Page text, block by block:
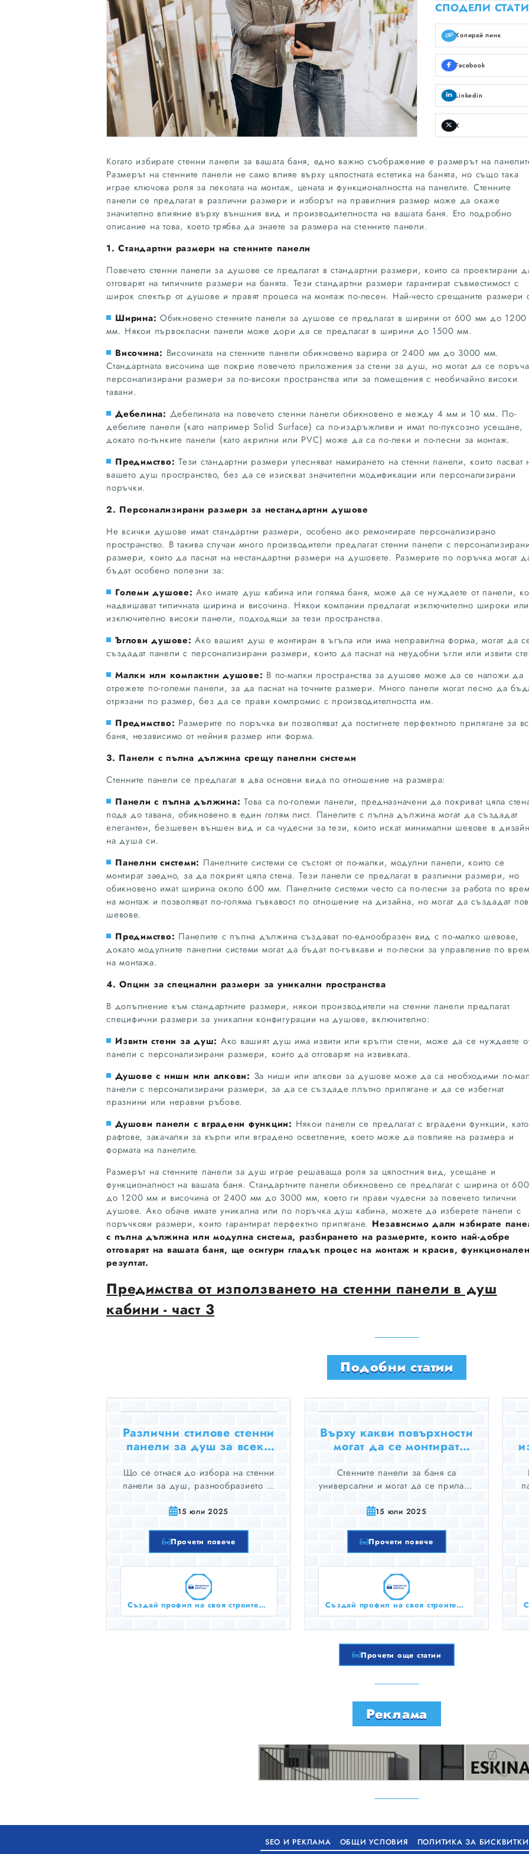
СПОДЕЛИ
Копирай линк
Facebook
Linkedin
X
Когато избирате стенни панели за вашата баня, едно важно съображение е размерът на
Размерът на стенните панели не само влияе върху цялостната естетика на банята, но също така
играе ключова роля за лекотата на монтаж, цената и функционалността на панелите. Стенните
панели се предлагат в различни размери и изборът на правилния размер може да окаже
значително влияние върху външния вид и производителността на вашата баня. Ето подробно
описание на това, което трябва да знаете за размера на стенните панели.
1. Стандартни размери на стенните панели
Повечето стенни панели за душове се предлагат в стандартни размери, които са проектирани
отговарят на типичните размери на банята. Тези стандартни размери гарантират съвместимост с
широк спектър от душове и правят процеса на монтаж по-лесен. Най-често срещаните размери
Ширина: Обикновено стенните панели за душове се предлагат в ширини от 600 мм до 1200
мм. Някои първокласни панели може дори да се предлагат в ширини до 1500 мм.
Височина: Височината на стенните панели обикновено варира от 2400 мм до 3000 мм.
Стандартната височина ще покрие повечето приложения за стени за душ, но могат да се
персонализирани размери за по-високи пространства или за помещения с необичайно високи
тавани.
Дебелина: Дебелината на повечето стенни панели обикновено е между 4 мм и 10 мм. По-
дебелите панели (като например Solid Surface) са по-издръжливи и имат по-луксозно усещане,
докато по-тънките панели (като акрилни или PVC) може да са по-леки и по-лесни за монтаж.
Предимство: Тези стандартни размери улесняват намирането на стенни панели, които пасват
вашето душ пространство, без да се изискват значителни модификации или персонализирани
поръчки.
2. Персонализирани размери за нестандартни душове
Не всички душове имат стандартни размери, особено ако ремонтирате персонализирано
пространство. В такива случаи много производители предлагат стенни панели с персонализирани
размери, които да паснат на нестандартни размери на душовете. Размерите по поръчка могат
бъдат особено полезни за:
Големи душове: Ако имате душ кабина или голяма баня, може да се нуждаете от панели,
надвишават типичната ширина и височина. Някои компании предлагат изключително широки или
изключително високи панели, подходящи за тези пространства.
Ъглови душове: Ако вашият душ е монтиран в ъгъла или има неправилна форма, могат да
създадат панели с персонализирани размери, които да паснат на неудобни ъгли или извити
Малки или компактни душове: В по-малки пространства за душове може да се наложи да
отрежете по-големи панели, за да паснат на точните размери. Много панели могат лесно да
отрязани по размер, без да се прави компромис с производителността им.
Предимство: Размерите по поръчка ви позволяват да постигнете перфектното прилягане за
баня, независимо от нейния размер или форма.
3. Панели с пълна дължина срещу панелни системи
Стенните панели се предлагат в два основни вида по отношение на размера:
Панели с пълна дължина: Това са по-големи панели, предназначени да покриват цяла
пода до тавана, обикновено в един голям лист. Панелите с пълна дължина могат да създадат
елегантен, безшевен външен вид и са чудесни за тези, които искат минимални шевове в
на душа си.
Панелни системи: Панелните системи се състоят от по-малки, модулни панели, които се
монтират заедно, за да покрият цяла стена. Тези панели се предлагат в различни размери, но
обикновено имат ширина около 600 мм. Панелните системи често са по-лесни за работа по
на монтаж и позволяват по-голяма гъвкавост по отношение на дизайна, но могат да създадат
шевове.
Предимство: Панелите с пълна дължина създават по-еднообразен вид с по-малко шевове,
докато модулните панелни системи могат да бъдат по-гъвкави и по-лесни за управление по
на монтажа.
4. Опции за специални размери за уникални пространства
В допълнение към стандартните размери, някои производители на стенни панели предлагат
специфични размери за уникални конфигурации на душове, включително:
Извити стени за душ: Ако вашият душ има извити или кръгли стени, може да се нуждаете
панели с персонализирани размери, които да отговарят на извивката.
Душове с ниши или алкови: За ниши или алкови за душове може да са необходими по-
панели с персонализирани размери, за да се създаде плътно прилягане и да се избегнат
празнини или неравни ръбове.
Душови панели с вградени функции: Някои панели се предлагат с вградени функции, като
рафтове, закачалки за кърпи или вградено осветление, което може да повлияе на размера и
формата на панелите.
Размерът на стенните панели за душ играе решаваща роля за цялостния вид, усещане и
функционалност на вашата баня. Стандартните панели обикновено се предлагат с ширина от
до 1200 мм и височина от 2400 мм до 3000 мм, което ги прави чудесни за повечето типични
душове. Ако обаче имате уникална или по поръчка душ кабина, можете да изберете панели с
поръчкови размери, които гарантират перфектно прилягане. Независимо дали избирате
с пълна дължина или модулна система, разбирането на размерите, които най-добре
отговарят на вашата баня, ще осигури гладък процес на монтаж и красив, функционален
резултат.
Предимства от използването на стенни панели в душ
кабини - част 3
Подобни статии
Различни стилове стенни
панели за душ за всеки
Що се отнася до избора на стенни
панели за душ, разнообразието от
което ви позволява да
усещането на вашата баня, така че
да отговарят на личните ви
предпочитания.
15 юли 2025
Прочети повече
Създай профил на своя строителен бизнес тук безплатно!
Върху какви повърхности
могат да се монтират
Стенните панели за баня са
универсални и могат да се прилагат
подготовката и съвместимостта на
лекотата на монтаж, така и на
дълготрайността на панелите.
15 юли 2025
Прочети повече
Създай профил на своя строителен бизнес тук безплатно!
Прочети още статии
Реклама
SEO И РЕКЛАМА ОБЩИ УСЛОВИЯ ПОЛИТИКА ЗА БИСКВИТКИ